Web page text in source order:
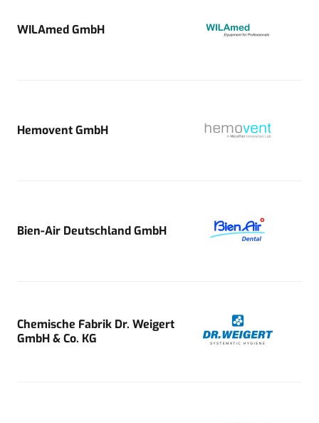
WILAmed GmbH
Hemovent GmbH
Bien-Air Deutschland GmbH
Chemische Fabrik Dr. Weigert
GmbH & Co. KG